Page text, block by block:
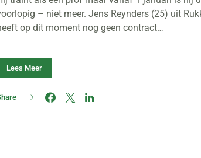
– niet meer. Jens Reynders (25) uit
op dit moment nog geen contract…
Lees Meer